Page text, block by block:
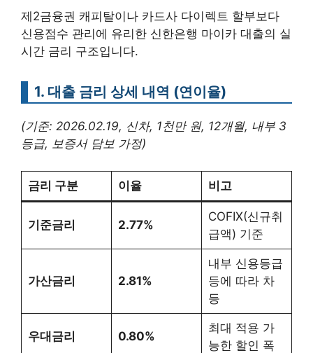
제2금융권 캐피탈이나 카드사 다이렉트 할부보다
신용점수 관리에 유리한 신한은행 마이카 대출의 실
시간 금리 구조입니다.
1. 대출 금리 상세 내역 (연이율)
(기준: 2026.02.19, 신차, 1천만 원, 12개월, 내부 3
등급, 보증서 담보 가정)
금리 구분 이율 비고
기준금리 2.77%
COFIX(신규취
급액) 기준
가산금리 2.81%
내부 신용등급
등에 따라 차
등
우대금리 0.80%
최대 적용 가
능한 할인 폭